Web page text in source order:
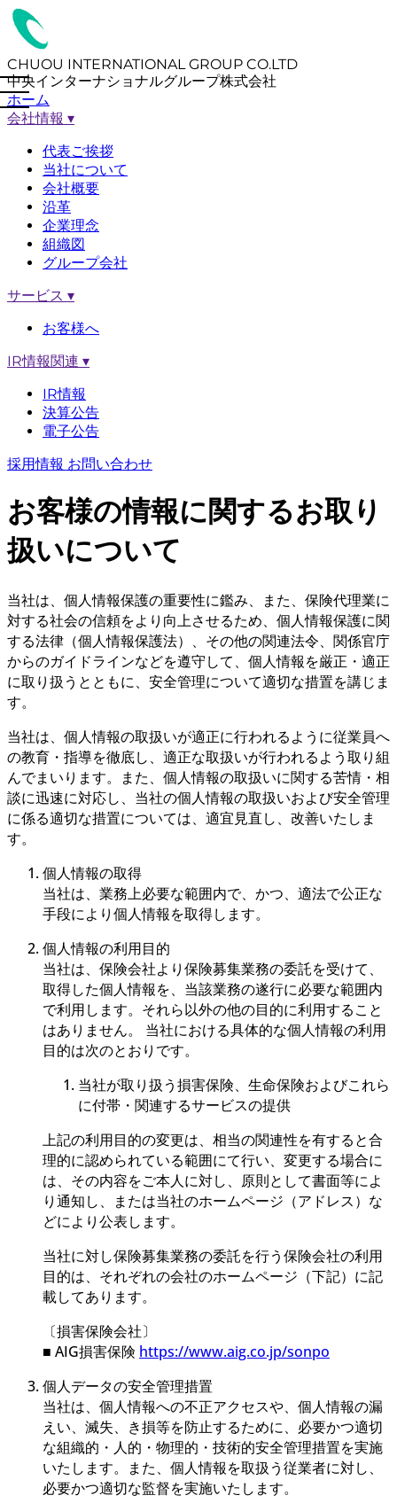
CHUOU INTERNATIONAL GROUP CO.LTD
中央インターナショナルグループ株式会社
ホーム
会社情報 ▾
代表ご挨拶
当社について
会社概要
沿革
企業理念
組織図
グループ会社
サービス ▾
お客様へ
IR情報関連 ▾
IR情報
決算公告
電子公告
採用情報 お問い合わせ
お客様の情報に関するお取り
扱いについて
当社は、個人情報保護の重要性に鑑み、また、保険代理業に
対する社会の信頼をより向上させるため、個人情報保護に関
する法律（個人情報保護法）、その他の関連法令、関係官庁
からのガイドラインなどを遵守して、個人情報を厳正・適正
に取り扱うとともに、安全管理について適切な措置を講じま
す。
当社は、個人情報の取扱いが適正に行われるように従業員へ
の教育・指導を徹底し、適正な取扱いが行われるよう取り組
んでまいります。また、個人情報の取扱いに関する苦情・相
談に迅速に対応し、当社の個人情報の取扱いおよび安全管理
に係る適切な措置については、適宜見直し、改善いたしま
す。
個人情報の取得
当社は、業務上必要な範囲内で、かつ、適法で公正な
手段により個人情報を取得します。
個人情報の利用目的
当社は、保険会社より保険募集業務の委託を受けて、
取得した個人情報を、当該業務の遂行に必要な範囲内
で利用します。それら以外の他の目的に利用すること
はありません。 当社における具体的な個人情報の利用
目的は次のとおりです。
当社が取り扱う損害保険、生命保険およびこれら
に付帯・関連するサービスの提供
上記の利用目的の変更は、相当の関連性を有すると合
理的に認められている範囲にて行い、変更する場合に
は、その内容をご本人に対し、原則として書面等によ
り通知し、または当社のホームページ（アドレス）な
どにより公表します。
当社に対し保険募集業務の委託を行う保険会社の利用
目的は、それぞれの会社のホームページ（下記）に記
載してあります。
〔損害保険会社〕
■ AIG損害保険 https://www.aig.co.jp/sonpo
個人データの安全管理措置
当社は、個人情報への不正アクセスや、個人情報の漏
えい、滅失、き損等を防止するために、必要かつ適切
な組織的・人的・物理的・技術的安全管理措置を実施
いたします。また、個人情報を取扱う従業者に対し、
必要かつ適切な監督を実施いたします。